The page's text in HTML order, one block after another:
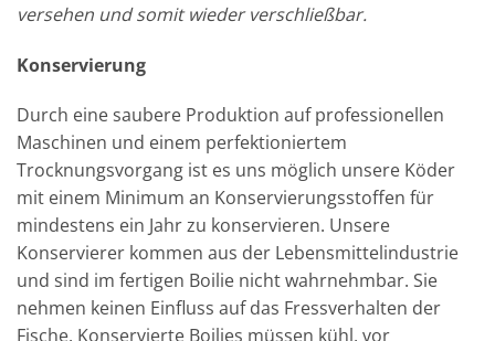
versehen und somit wieder verschließbar.
Konservierung
Durch eine saubere Produktion auf professionellen
Maschinen und einem perfektioniertem
Trocknungsvorgang ist es uns möglich unsere Köder
mit einem Minimum an Konservierungsstoffen für
mindestens ein Jahr zu konservieren. Unsere
Konservierer kommen aus der Lebensmittelindustrie
und sind im fertigen Boilie nicht wahrnehmbar. Sie
nehmen keinen Einfluss auf das Fressverhalten der
Fische. Konservierte Boilies müssen kühl, vor